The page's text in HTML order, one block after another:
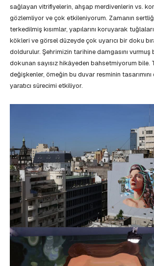
sağlayan vitrifiyelerin, ahşap merdivenlerin vs.
gözlemliyor ve çok etkileniyorum. Zamanın
terkedilmiş kısımlar, yapılarını koruyarak
kökleri ve görsel düzeyde çok uyarıcı bir doku
doldurulur. Şehrimizin tarihine damgasını
dokunan sayısız hikâyeden bahsetmiyorum bile.
değişkenler, örneğin bu duvar resminin
yaratıcı sürecimi etkiliyor.